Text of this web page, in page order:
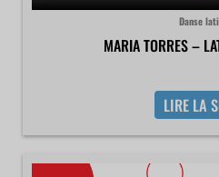
Danse
MARIA TORRES –
LIRE LA